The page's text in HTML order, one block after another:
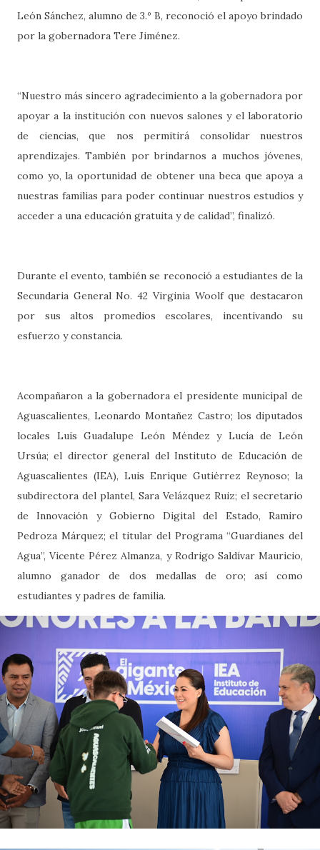
León Sánchez, alumno de 3.º B, reconoció el apoyo brindado
por la gobernadora Tere Jiménez.
“Nuestro más sincero agradecimiento a la gobernadora por
apoyar a la institución con nuevos salones y el laboratorio
de ciencias, que nos permitirá consolidar nuestros
aprendizajes. También por brindarnos a muchos jóvenes,
como yo, la oportunidad de obtener una beca que apoya a
nuestras familias para poder continuar nuestros estudios y
acceder a una educación gratuita y de calidad”, finalizó.
Durante el evento, también se reconoció a estudiantes de la
Secundaria General No. 42 Virginia Woolf que destacaron
por sus altos promedios escolares, incentivando su
esfuerzo y constancia.
Acompañaron a la gobernadora el presidente municipal de
Aguascalientes, Leonardo Montañez Castro; los diputados
locales Luis Guadalupe León Méndez y Lucía de León
Ursúa; el director general del Instituto de Educación de
Aguascalientes (IEA), Luis Enrique Gutiérrez Reynoso; la
subdirectora del plantel, Sara Velázquez Ruiz; el secretario
de Innovación y Gobierno Digital del Estado, Ramiro
Pedroza Márquez; el titular del Programa “Guardianes del
Agua”, Vicente Pérez Almanza, y Rodrigo Saldívar Mauricio,
alumno ganador de dos medallas de oro; así como
estudiantes y padres de familia.